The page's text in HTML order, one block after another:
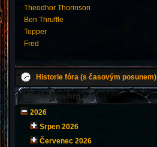
Theodhor Thorinson
Ben Thruffle
Topper
Fred
Historie fóra (s časovým posunem)
Měsíční souhrn
2026
Srpen 2026
Červenec 2026